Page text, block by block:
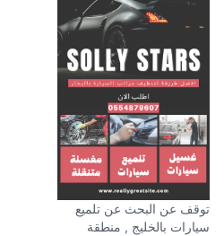
توقف عن البحث عن تلميع
سيارات بالخليج , منطقة